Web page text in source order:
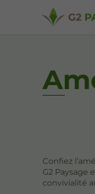
Confiez
G2 Paysage
convivialité